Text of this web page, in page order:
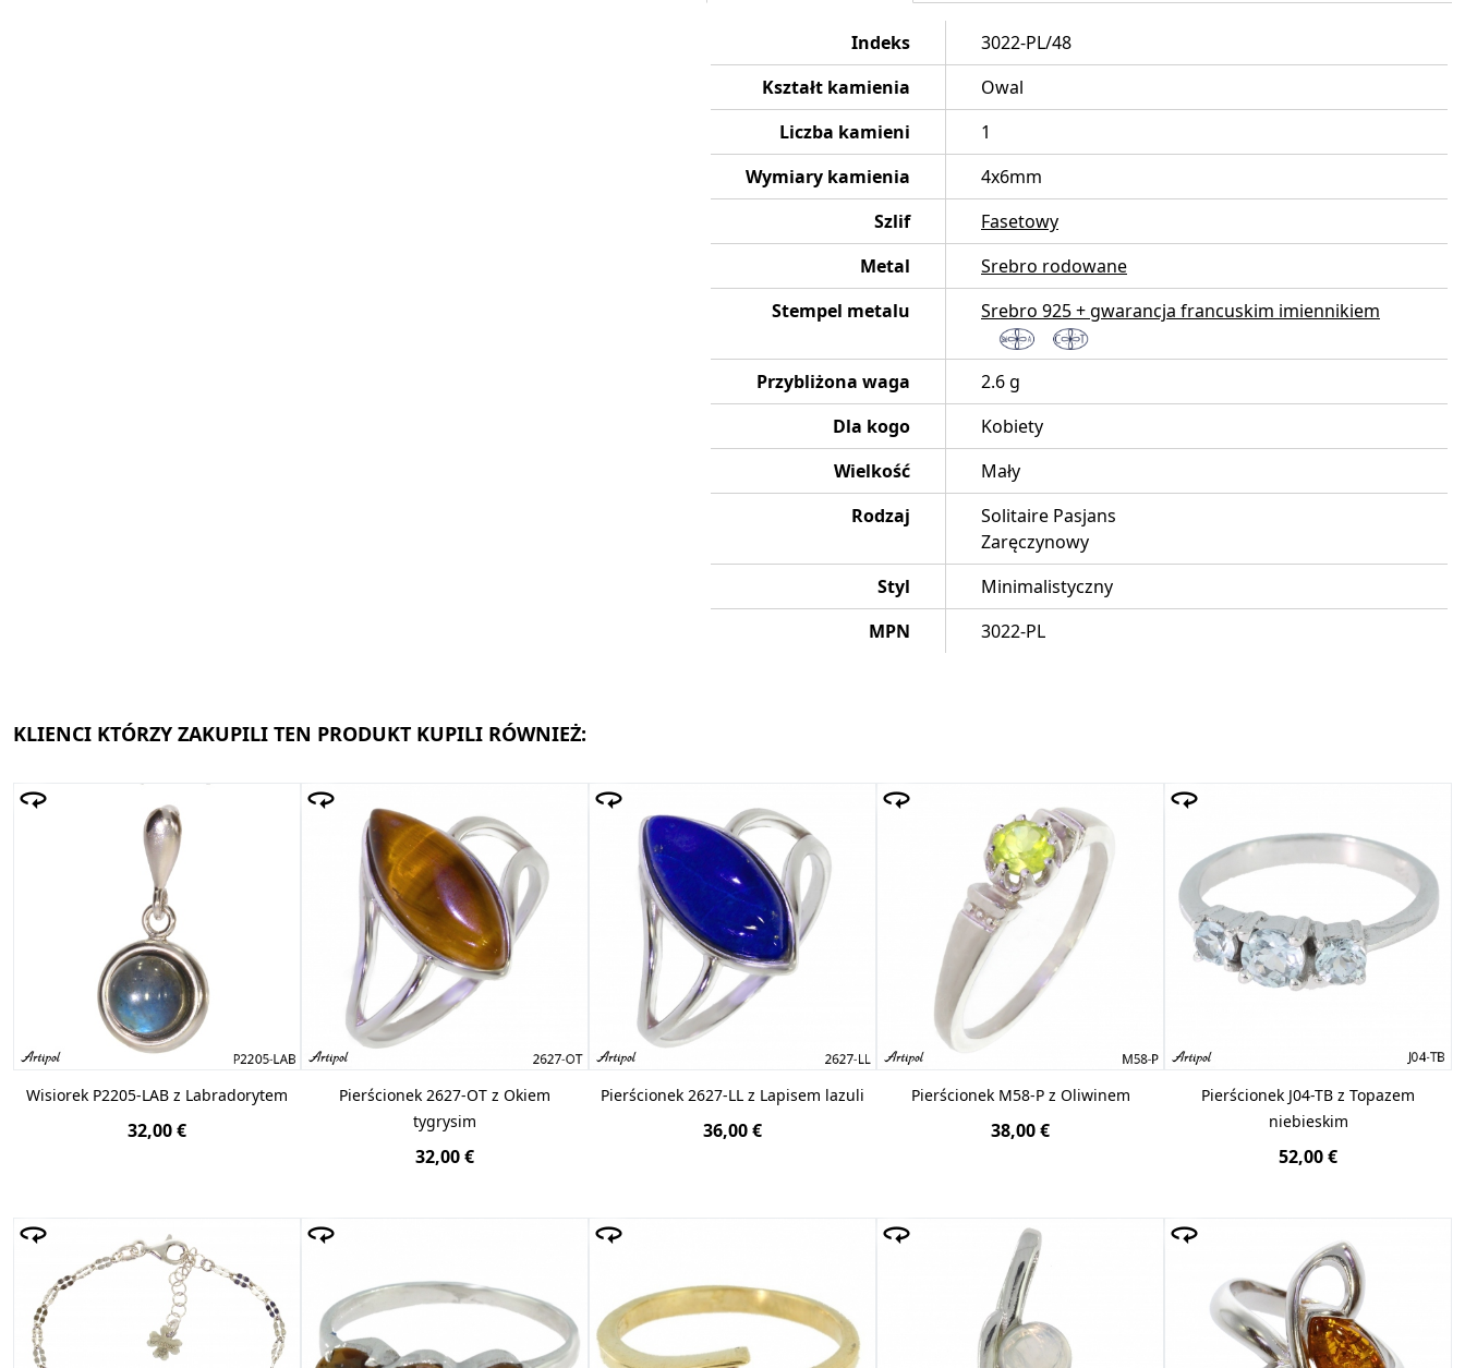
Indeks
3022-PL/48
Kształt kamienia
Owal
Liczba kamieni
1
Wymiary kamienia
4x6mm
Szlif
Fasetowy
Metal
Srebro rodowane
Stempel metalu
Srebro 925 + gwarancja francuskim imiennikiem
Przybliżona waga
2.6 g
Dla kogo
Kobiety
Wielkość
Mały
Rodzaj
Solitaire Pasjans
Zaręczynowy
Styl
Minimalistyczny
MPN
3022-PL
KLIENCI KTÓRZY ZAKUPILI TEN PRODUKT KUPILI RÓWNIEŻ:
Wisiorek P2205-LAB z Labradorytem
32,00 €
Pierścionek 2627-OT z Okiem
tygrysim
32,00 €
Pierścionek 2627-LL z Lapisem lazuli
36,00 €
Pierścionek M58-P z Oliwinem
38,00 €
Pierścionek J04-TB z Topazem
niebieskim
52,00 €